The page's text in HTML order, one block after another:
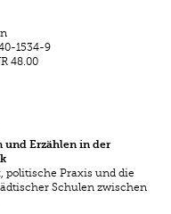
1534-9
48.00
und Erzählen in der
politische Praxis und die
Schulen zwischen